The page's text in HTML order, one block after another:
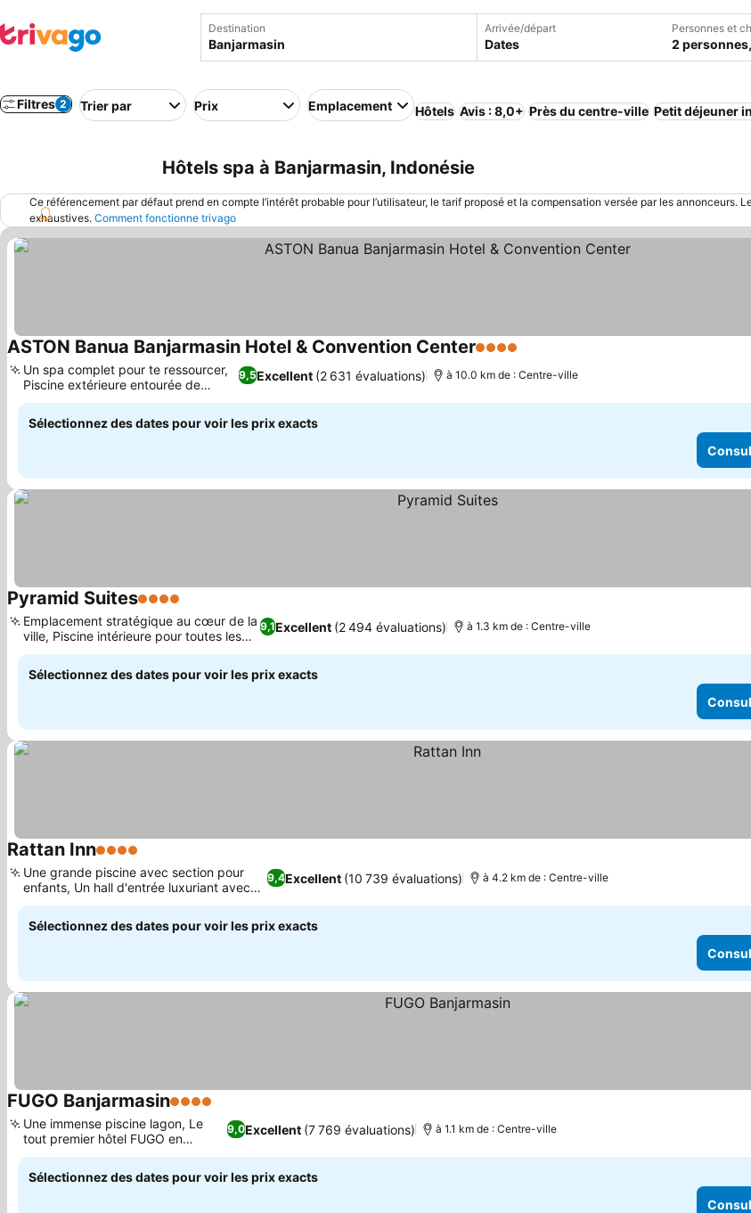
Destination Arrivée/départ
Dates
Personnes et
2
Filtres 2 Trier par Prix Emplacement Hôtels Avis : 8,0+ Près du centre-ville Petit déjeuner
Hôtels spa à Banjarmasin, Indonésie
Ce référencement par défaut prend en compte l’intérêt probable pour l’utilisateur, le tarif proposé et la compensation versée par les annonceurs.
exhaustives. Comment fonctionne trivago
ASTON Banua Banjarmasin Hotel & Convention Center4 Étoiles
9,5Excellent (2 631 évaluations)
Un spa complet pour te ressourcer,
Piscine extérieure entourée de
verdure
à 10.0 km de : Centre-ville
Sélectionnez des dates pour voir les prix exacts
Pyramid Suites4 Étoiles
9,1Excellent (2 494 évaluations)
Emplacement stratégique au cœur de la
ville, Piscine intérieure pour toutes les
saisons
à 1.3 km de : Centre-ville
Sélectionnez des dates pour voir les prix exacts
Rattan Inn4 Étoiles
9,4Excellent (10 739 évaluations)
Une grande piscine avec section pour
enfants, Un hall d'entrée luxuriant avec
atrium tropical
à 4.2 km de : Centre-ville
Sélectionnez des dates pour voir les prix exacts
FUGO Banjarmasin4 Étoiles
9,0Excellent (7 769 évaluations)
Une immense piscine lagon, Le
tout premier hôtel FUGO en
Indonésie
à 1.1 km de : Centre-ville
Sélectionnez des dates pour voir les prix exacts